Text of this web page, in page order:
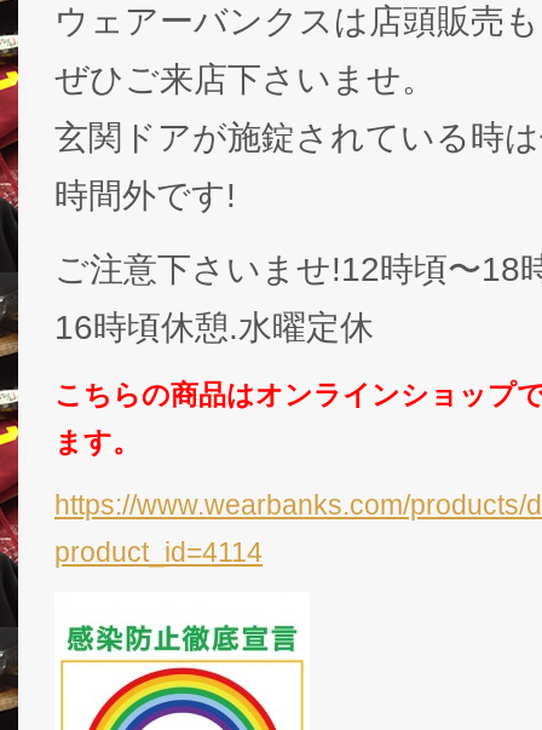
ウェアーバンクスは店頭販売
ぜひご来店下さいませ。
玄関ドアが施錠されている時
時間外です!
ご注意下さいませ!12時頃〜18
16時頃休憩.水曜定休
こちらの商品はオンラインショップ
ます。
https://www.wearbanks.com/products/
product_id=4114